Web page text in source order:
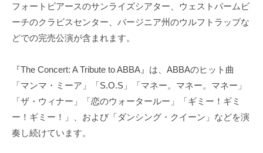
フォートピアースのサンライズシアター、ウェストパームビ
ーチのクラビスセンター、バージニア州のウルフトラップな
どでの完売公演が含まれます。
『The Concert: A Tribute to ABBA』は、ABBAのヒット曲
「マンマ・ミーア」「S.O.S」「マネー。マネー。マネー」
「ザ・ウィナー」「恋のウォータールー」「ギミー！ギミ
ー！ギミー！」、および「ダンシング・クイーン」などを演
奏し続けています。